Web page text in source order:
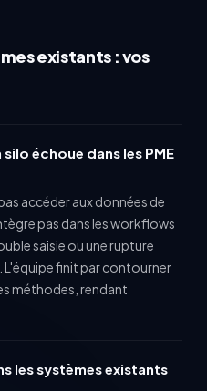
existants : vos
échoue dans les PME
accéder aux données de
pas dans les workflows
saisie ou une rupture
L'équipe finit par contourner
méthodes, rendant
les systèmes existants